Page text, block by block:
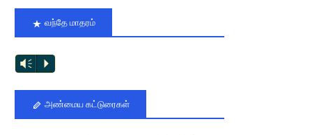
வந்தே மாதரம்
Vm P
அண்மைய கட்டுரைகள்